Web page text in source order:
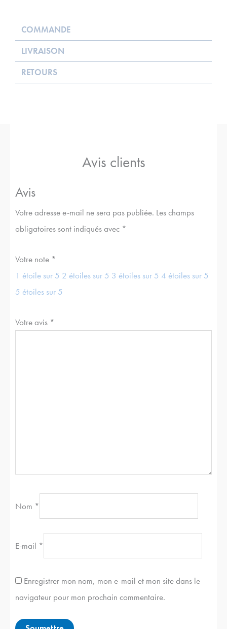
COMMANDE
LIVRAISON
RETOURS
Avis clients
Avis
Votre adresse e-mail ne sera pas publiée. Les champs
obligatoires sont indiqués avec *
Votre note *
1 étoile sur 5 2 étoiles sur 5 3 étoiles sur 5 4 étoiles sur 5
5 étoiles sur 5
Votre avis *
Nom *
E-mail *
Enregistrer mon nom, mon e-mail et mon site dans le
navigateur pour mon prochain commentaire.